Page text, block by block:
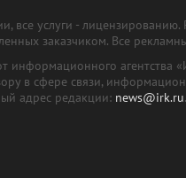
все услуги -
заказчиком. Все
информационного
в сфере связи,
адрес редакции: news@irk.ru.